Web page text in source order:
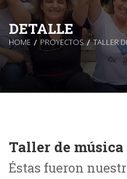
DETALLE
HOME PROYECTOS TALLER
Taller de música
Éstas fueron